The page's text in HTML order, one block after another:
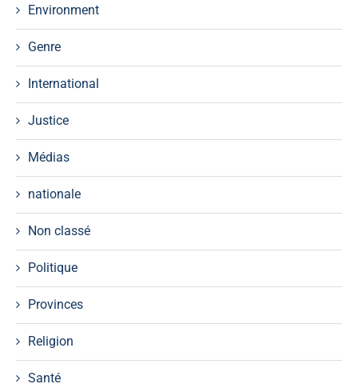
Environment
Genre
International
Justice
Médias
nationale
Non classé
Politique
Provinces
Religion
Santé